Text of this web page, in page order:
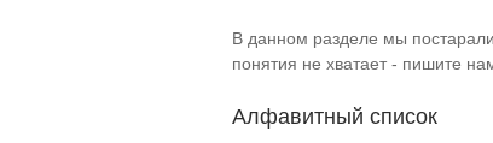
В данном разделе мы
понятия не хватает - пишите
Алфавитный список